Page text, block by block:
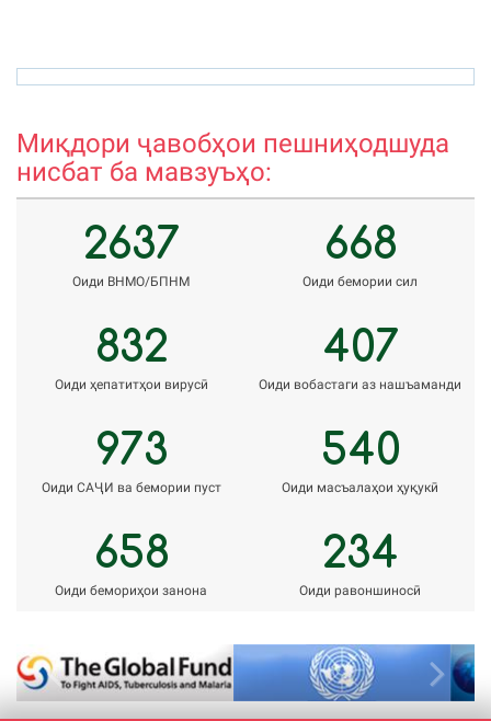
Миқдори ҷавобҳои пешниҳодшуда
нисбат ба мавзуъҳо:
2637
Оиди ВНМО/БПНМ
668
Оиди бемории сил
832
Оиди ҳепатитҳои вирусӣ
407
Оиди вобастаги аз нашъаманди
973
Оиди САҶИ ва бемории пуст
540
Оиди масъалаҳои ҳуқукӣ
658
Оиди бемориҳои занона
234
Оиди равоншиносӣ
Previous Next